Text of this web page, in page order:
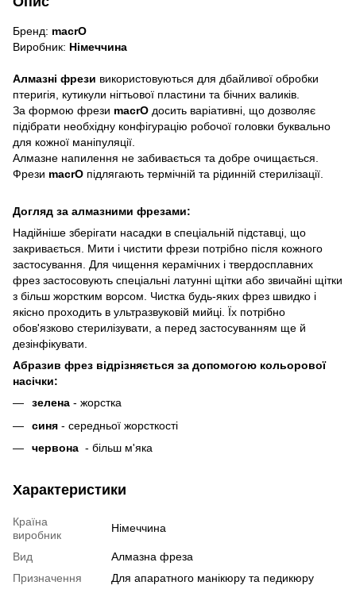
Бренд: macrO
Виробник: Німеччина
Алмазні фрези використовуються для дбайливої ​​обробки
птеригія, кутикули нігтьової пластини та бічних валиків.
За формою фрези macrO досить варіативні, що дозволяє
підібрати необхідну конфігурацію робочої головки буквально
для кожної маніпуляції.
Алмазне напилення не забивається та добре очищається.
Фрези macrO підлягають термічній та рідинній стерилізації.
Догляд за алмазними фрезами:
Надійніше зберігати насадки в спеціальній підставці, що
закривається. Мити і чистити фрези потрібно після кожного
застосування. Для чищення керамічних і твердосплавних
фрез застосовують спеціальні латунні щітки або звичайні щітки
з більш жорстким ворсом. Чистка будь-яких фрез швидко і
якісно проходить в ультразвуковій мийці. Їх потрібно
обов'язково стерилізувати, а перед застосуванням ще й
дезінфікувати.
Абразив фрез відрізняється за допомогою кольорової
насічки:
зелена - жорстка
cиня - середньої жорсткості
червона - більш м'яка
Характеристики
Країна
виробник
Німеччина
Вид
Алмазна фреза
Призначення
Для апаратного манікюру та педикюру